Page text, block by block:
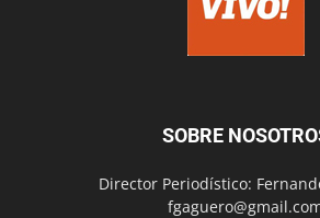
SOBRE
Director Periodístico: